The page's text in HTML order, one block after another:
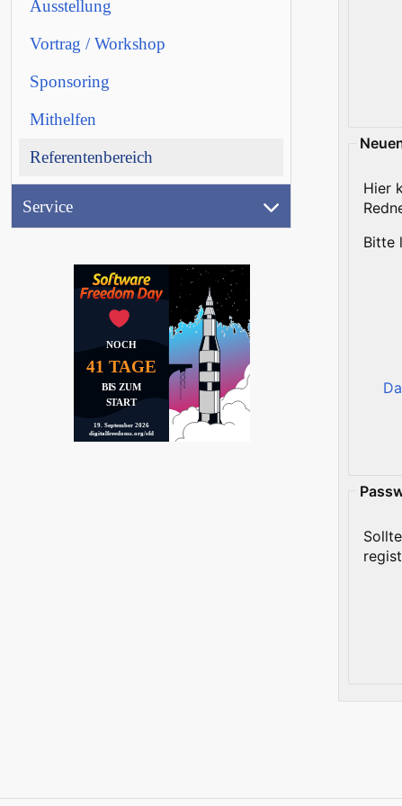
(17.9.2026)
Ausstellung
Aktionen
Jobwand
Videos
(
Peertube)
Ausstellung
Vortrag / Workshop
Sponsoring
Mithelfen
Referentenbereich
Service
NOCH
41 TAGE
BIS ZUM
START
19. September 2026
digitalfreedoms.org/sfd
Hier
Bitte